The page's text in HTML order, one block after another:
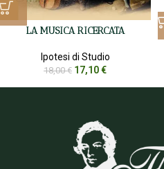
LA MUSICA RICERCATA
Ipotesi di Studio
18,00€ 17,10€